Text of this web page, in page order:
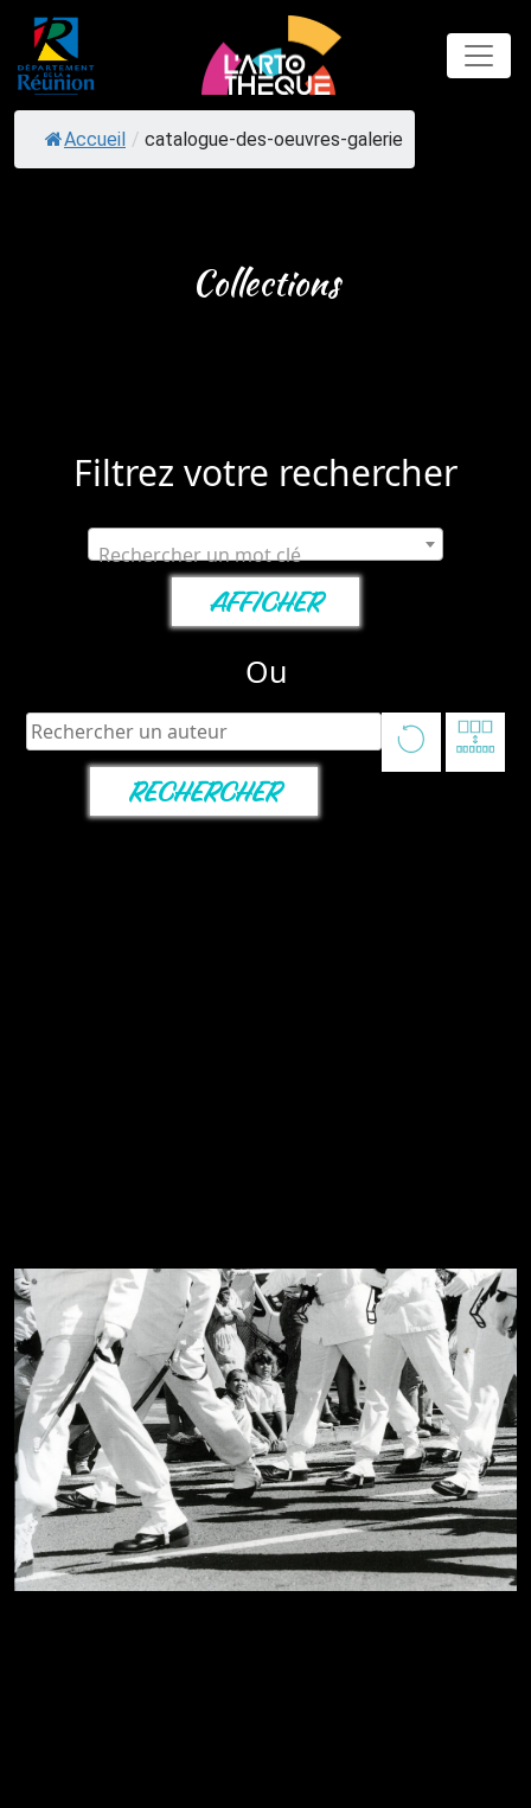
Skip
content
Accueil / catalogue-des-oeuvres-galerie
Collections
Filtrez votre rechercher
Rechercher un mot clé
Ou